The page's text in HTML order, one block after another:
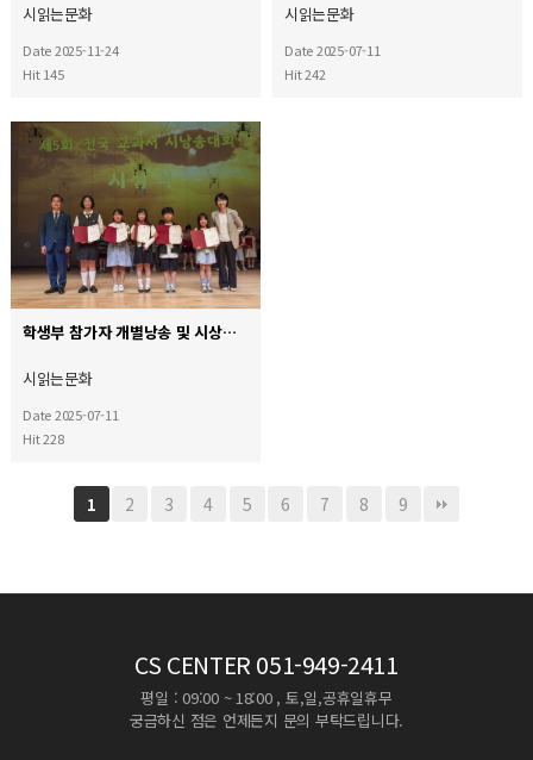
시읽는문화
Date 2025-11-24
Hit 145
시읽는문화
Date 2025-07-11
Hit 242
학생부 참가자 개별낭송 및 시상모습 6
시읽는문화
Date 2025-07-11
Hit 228
1 2 3 4 5 6 7 8 9
CS CENTER 051-949-2411
평일 : 09:00 ~ 18:00 , 토,일,공휴일휴무
궁금하신 점은 언제든지 문의 부탁드립니다.